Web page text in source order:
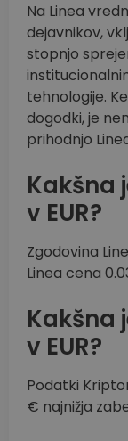
Na Linea
dejavnikov,
stopnjo
tehnologije.
dogodki, je
prihodnjo
Kakšna
v EUR?
Zgodovina
Linea cena
Kakšna
v EUR?
Podatki
€ najnižja